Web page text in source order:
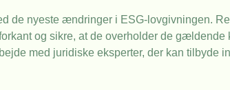
de nyeste ændringer i ESG-lovgivningen.
og sikre, at de overholder de gældende
med juridiske eksperter, der kan tilbyde